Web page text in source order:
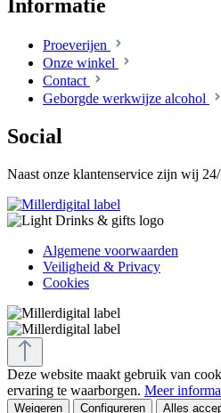
Informatie
Proeverijen
Onze winkel
Contact
Geborgde werkwijze alcohol
Social
Naast onze klantenservice zijn wij
Algemene voorwaarden
Veiligheid & Privacy
Cookies
Deze website maakt gebruik van
ervaring te waarborgen. Meer
Weigeren Configureren Alles